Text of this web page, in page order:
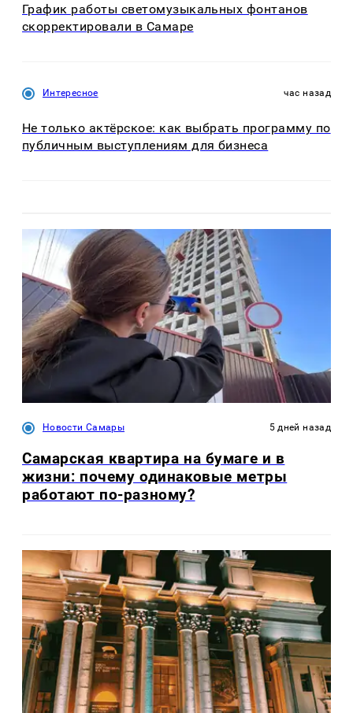
График работы светомузыкальных фонтанов
скорректировали в Самаре
Интересное час назад
Не только актёрское: как выбрать программу по
публичным выступлениям для бизнеса
Новости Самары 5 дней назад
Самарская квартира на бумаге и в
жизни: почему одинаковые метры
работают по-разному?